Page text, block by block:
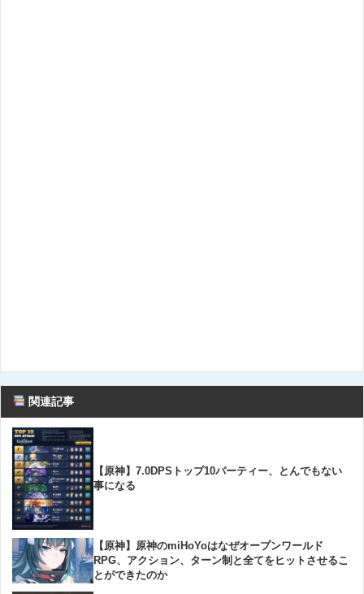
関連記事
【原神】7.0DPSトップ10パーティー、とんでもない
事になる
【原神】原神のmiHoYoはなぜオープンワールド
RPG、アクション、ターン制と全てをヒットさせるこ
とができたのか